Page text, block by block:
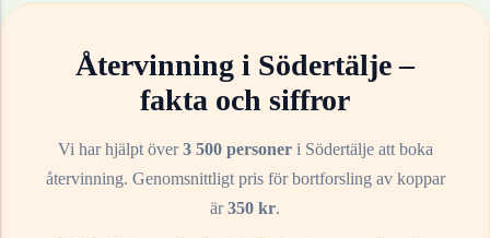
Återvinning i Södertälje–
fakta och siffror
Vi har hjälpt över3 500 personeri Södertäljeatt boka
återvinning. Genomsnittligt pris för bortforsling av koppar
är350 kr.